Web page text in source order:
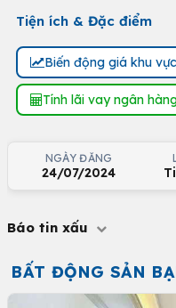
Tiện ích & Đặc điểm
Biến động giá khu vực
Tính lãi vay ngân
NGÀY ĐĂNG
24/07/2024
Báo tin xấu
BẤT ĐỘNG SẢN